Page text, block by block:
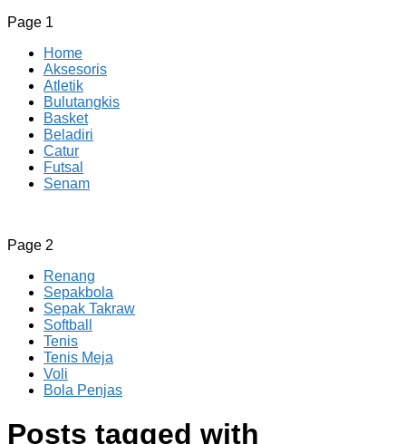
Page 1
Home
Aksesoris
Atletik
Bulutangkis
Basket
Beladiri
Catur
Futsal
Senam
CV JAYA BERSAMA Co Id
Menyediakan Semua Perlengkapan Olahraga Yang
Page 2
Renang
Sepakbola
Sepak Takraw
Softball
Tenis
Tenis Meja
Voli
Bola Penjas
Posts tagged with